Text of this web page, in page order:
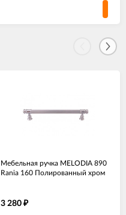
Мебельная ручка MELODIA 890
Rania 160 Полированный хром
3 280 ₽